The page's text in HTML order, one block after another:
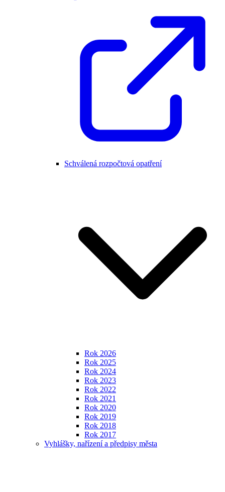
Schválená rozpočtová opatření
Rok 2026
Rok 2025
Rok 2024
Rok 2023
Rok 2022
Rok 2021
Rok 2020
Rok 2019
Rok 2018
Rok 2017
Vyhlášky, nařízení a předpisy města